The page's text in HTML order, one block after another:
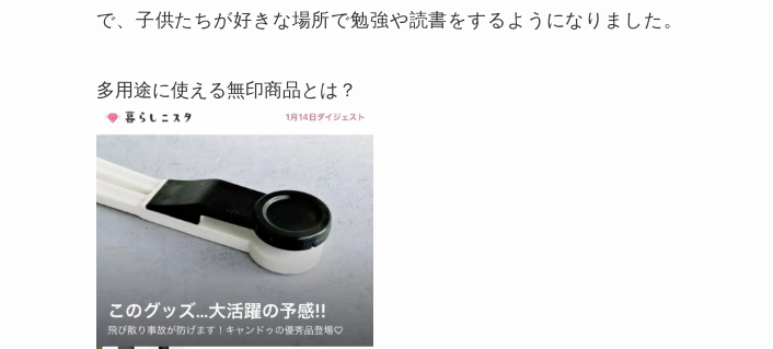
で、子供たちが好きな場所で勉強や読書をするようになりました。
多用途に使える無印商品とは？